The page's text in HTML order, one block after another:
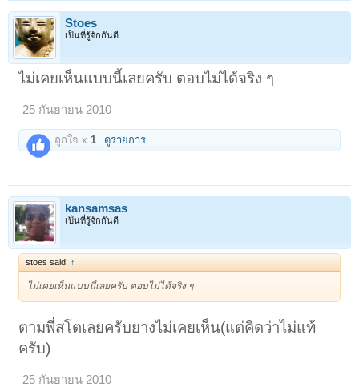
Stoes
เป็นที่รู้จักกันดี
ไม่เคยเห็นแบบนี้เลยครับ ตอบไม่ได้จริง ๆ
25 กันยายน 2010
ถูกใจ x 1 ดูรายการ
kansamsas
เป็นที่รู้จักกันดี
stoes said: ↑
ไม่เคยเห็นแบบนี้เลยครับ ตอบไม่ได้จริง ๆ
ตามพี่สโตเลยครับยางไม่เคยเห็น(แต่คิดว่าไม่แท้
ครับ)
25 กันยายน 2010